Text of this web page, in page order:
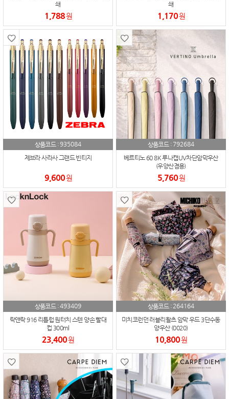
쇄
1,788원
쇄
1,170원
상품코드 :935084
제브라 사라사 그랜드 빈티지
9,600원
상품코드 : 792684
베르티노 60 8K 루나캡UV차단암막우산
(우양산겸용)
5,760원
상품코드 :493409
락앤락 916 리틀럽 원터치 스텐 양손 빨대
컵 300ml
23,400원
상품코드 :264164
미치코런던 러블리왈츠 암막 우드 3단수동
양우산 (0020)
10,800원